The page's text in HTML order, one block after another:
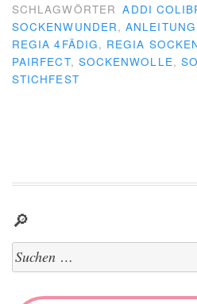
SCHLAGWÖRTER ADDI
SOCKENWUNDER,ANLEITUNG
REGIA 4FÄDIG, REGIA
PAIRFECT, SOCKENWOLLE,
STICHFEST
🔎
Suchen
nach: